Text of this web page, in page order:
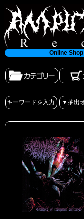
Online Shop